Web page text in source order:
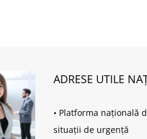
ADRESE UTILE
• Platforma națională
situații de urgență